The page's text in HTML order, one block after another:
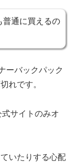
通に買えるの
ーバックパック
れです。
サイトのみオ
いたりする心配